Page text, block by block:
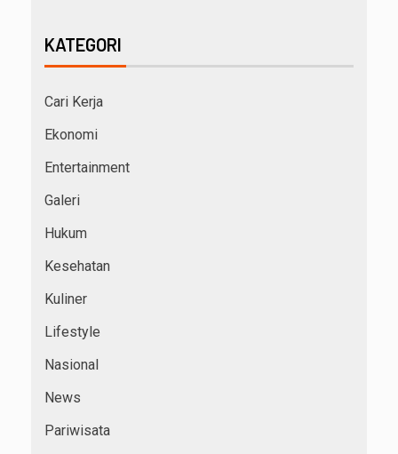
KATEGORI
Cari Kerja
Ekonomi
Entertainment
Galeri
Hukum
Kesehatan
Kuliner
Lifestyle
Nasional
News
Pariwisata